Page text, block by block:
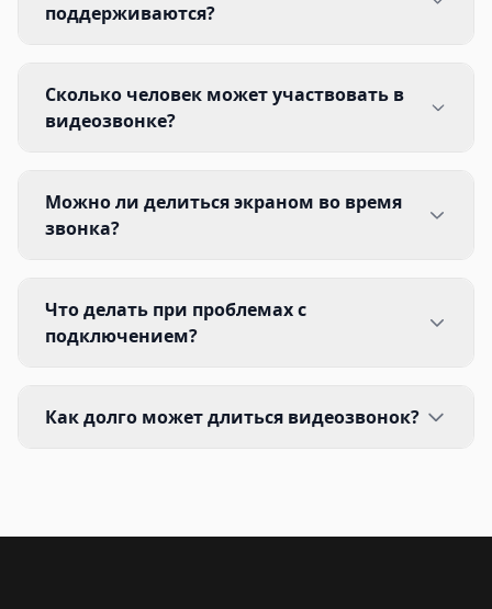
поддерживаются?
Сколько человек может участвовать в
видеозвонке?
Можно ли делиться экраном во время
звонка?
Что делать при проблемах с
подключением?
Как долго может длиться видеозвонок?